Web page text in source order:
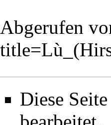
Abgerufen
Diese